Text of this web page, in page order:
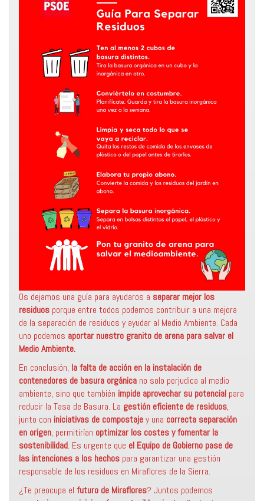
Os dejamos una guía para ayudaros a separar mejor los
residuos porque entre todos podemos contribuir a una mejora
de la separación de residuos y ayudar al Medio Ambiente. Cada
uno podemos aportar nuestro granito de arena para salvar el
Medio Ambiente.
En conclusión, la falta de acción en la instalación de
contenedores de basura orgánica no solo perjudica al medio
ambiente, sino que también impide aprovechar su potencial para
reducir la Tasa de Basura. La gestión eficiente de residuos,
junto con iniciativas de compostajey una correcta separación
en origen, permitirían optimizar los costes y fomentar la
sostenibilidad. Es urgente que el Equipo de Gobierno pase de
las intenciones a los hechos para garantizar una gestión
responsable de los residuos en Miraflores de la Sierra.
¿Te preocupa el futuro de Miraflores? Juntos podemos